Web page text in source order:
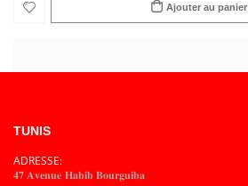
Ajouter au panier
TUNIS
ADRESSE:
𝟒𝟕 𝐀𝐯𝐞𝐧𝐮𝐞 𝐇𝐚𝐛𝐢𝐛 𝐁𝐨𝐮𝐫𝐠𝐮𝐢𝐛𝐚